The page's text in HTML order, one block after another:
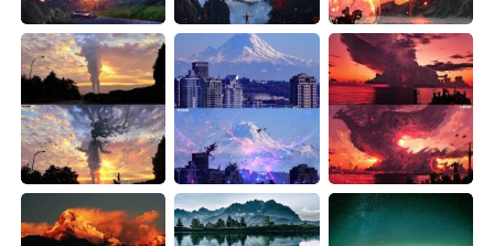
Deutsch 한국어
Русский ไทย
Indonesia Italiano
Türkçe Tiếng Việt
Português